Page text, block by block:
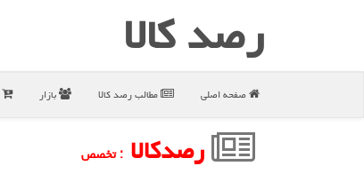
رصد كالا
صفحه اصلی مطالب رصد كالا بازار
رصدکالا : تخصص